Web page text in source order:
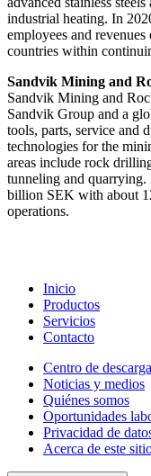
industrial heating. In
employees and
countries within
Sandvik Mining and
Sandvik Mining and
Sandvik Group and a
tools, parts, service and
technologies for the
areas include rock
tunneling and quarrying.
billion SEK with about
operations.
Inicio
Productos
Servicios
Contacto
Centro de descarga
Noticias y medios
Quiénes somos
Oportunidades
Privacidad de
Acerca de este